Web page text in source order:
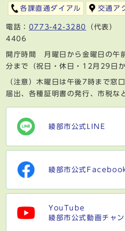
各課直通ダイアル
交通ア
電話： 0773-42-3280
（代表）
4406
開庁時間 月曜日から金曜日の午
分まで（祝日・休日・12月29日
（注意）木曜日は午後7時まで窓
届出、各種証明書の発行、市税な
綾部市公式LINE
綾部市公式
YouTube
綾部市公式動画チャ